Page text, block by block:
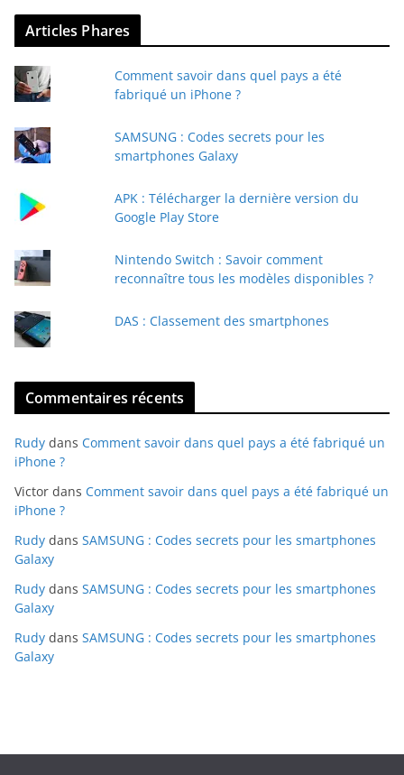
v
r
e
e
-
a
Articles Phares
Comment savoir dans quel pays a été
fabriqué un iPhone ?
SAMSUNG : Codes secrets pour les
smartphones Galaxy
APK : Télécharger la dernière version du
Google Play Store
Nintendo Switch : Savoir comment
reconnaître tous les modèles disponibles ?
DAS : Classement des smartphones
Commentaires récents
Rudy dans Comment savoir dans quel pays a été fabriqué un
iPhone ?
Victor dans Comment savoir dans quel pays a été fabriqué un
iPhone ?
Rudy dans SAMSUNG : Codes secrets pour les smartphones
Galaxy
Rudy dans SAMSUNG : Codes secrets pour les smartphones
Galaxy
Rudy dans SAMSUNG : Codes secrets pour les smartphones
Galaxy